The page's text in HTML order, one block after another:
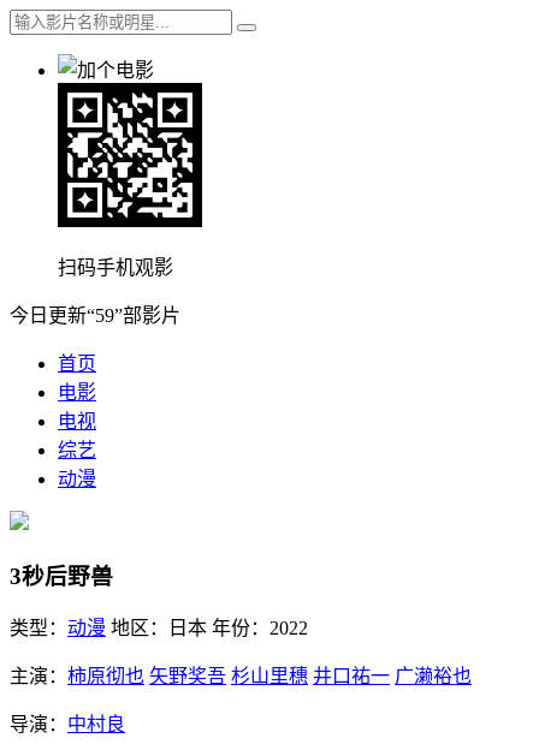
扫码手机观影
今日更新“59”部影片
首页
电影
电视
综艺
动漫
3秒后野兽
类型： 动漫 地区： 日本 年份： 2022
主演： 柿原彻也 矢野奖吾 杉山里穗 井口祐一 广濑裕也
导演： 中村良